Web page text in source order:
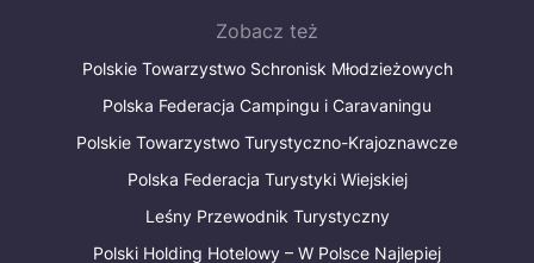
Zobacz też
Polskie Towarzystwo Schronisk Młodzieżowych
Polska Federacja Campingu i Caravaningu
Polskie Towarzystwo Turystyczno-Krajoznawcze
Polska Federacja Turystyki Wiejskiej
Leśny Przewodnik Turystyczny
Polski Holding Hotelowy – W Polsce Najlepiej